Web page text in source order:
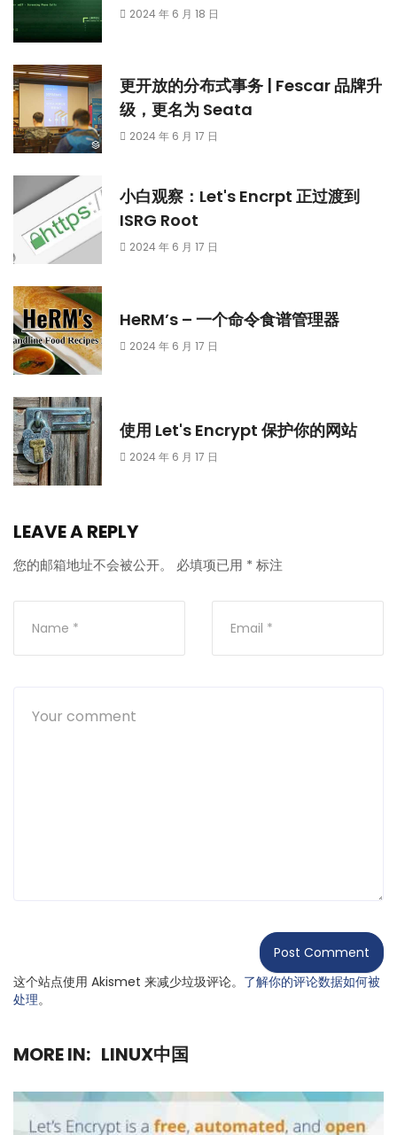
2024 年 6 月 18 日
更开放的分布式事务 | Fescar 品牌升
级，更名为 Seata
2024 年 6 月 17 日
小白观察：Let's Encrpt 正过渡到
ISRG Root
2024 年 6 月 17 日
HeRM’s – 一个命令食谱管理器
2024 年 6 月 17 日
使用 Let's Encrypt 保护你的网站
2024 年 6 月 17 日
LEAVE A REPLY
您的邮箱地址不会被公开。 必填项已用 * 标注
这个站点使用 Akismet 来减少垃圾评论。 了解你的评论数据如何被
处理。
MORE IN: LINUX中国